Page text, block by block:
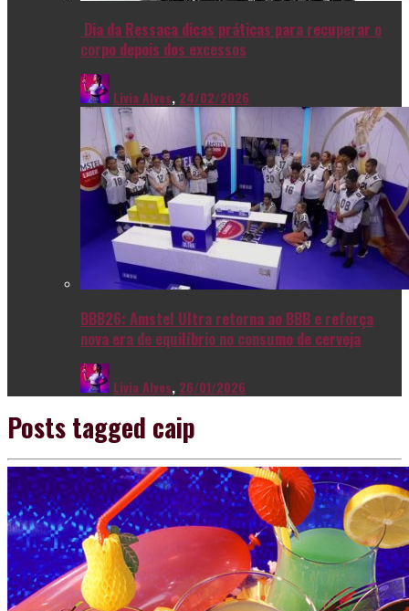
Dia da Ressaca dicas práticas para recuperar o
corpo depois dos excessos
Livia Alves, 24/02/2026
BBB26: Amstel Ultra retorna ao BBB e reforça
nova era de equilíbrio no consumo de cerveja
Livia Alves, 26/01/2026
Posts tagged caip